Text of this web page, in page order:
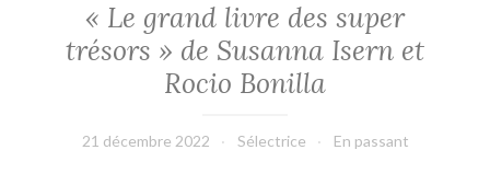
« Le grand livre des super
trésors » de Susanna Isern et
Rocio Bonilla
21 décembre 2022 Sélectrice En passant